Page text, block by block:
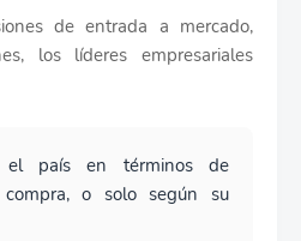
de entrada a mercado,
los líderes empresariales
el país en términos de
o solo según su